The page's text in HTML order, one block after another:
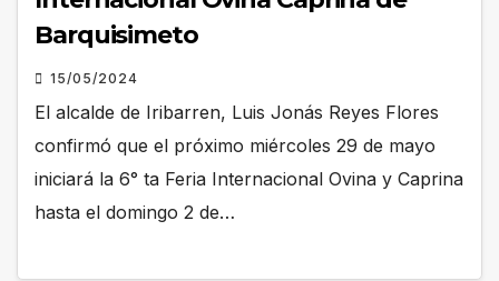
Barquisimeto
15/05/2024
El alcalde de Iribarren, Luis Jonás Reyes Flores
confirmó que el próximo miércoles 29 de mayo
iniciará la 6° ta Feria Internacional Ovina y Caprina
hasta el domingo 2 de…